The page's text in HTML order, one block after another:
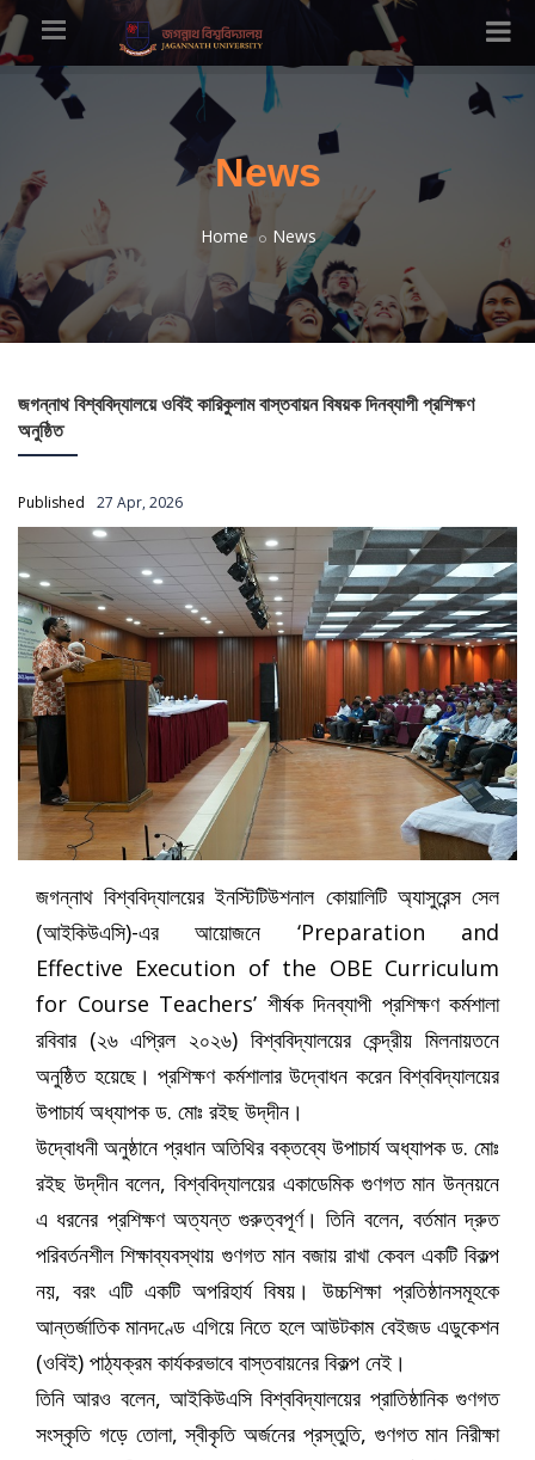
News
Home News
জগন্নাথ বিশ্ববিদ্যালয়ে ওবিই কারিকুলাম বাস্তবায়ন বিষয়ক দিনব্যাপী প্রশিক্ষণ
অনুষ্ঠিত
Published 27 Apr, 2026
জগন্নাথ বিশ্ববিদ্যালয়ের ইনস্টিটিউশনাল কোয়ালিটি অ্যাসুরেন্স সেল
(আইকিউএসি)-এর আয়োজনে ‘Preparation and
Effective Execution of the OBE Curriculum
for Course Teachers’ শীর্ষক দিনব্যাপী প্রশিক্ষণ কর্মশালা
রবিবার (২৬ এপ্রিল ২০২৬) বিশ্ববিদ্যালয়ের কেন্দ্রীয় মিলনায়তনে
অনুষ্ঠিত হয়েছে। প্রশিক্ষণ কর্মশালার উদ্বোধন করেন বিশ্ববিদ্যালয়ের
উপাচার্য অধ্যাপক ড. মোঃ রইছ উদ্‌দীন।
উদ্বোধনী অনুষ্ঠানে প্রধান অতিথির বক্তব্যে উপাচার্য অধ্যাপক ড. মোঃ
রইছ উদ্‌দীন বলেন, বিশ্ববিদ্যালয়ের একাডেমিক গুণগত মান উন্নয়নে
এ ধরনের প্রশিক্ষণ অত্যন্ত গুরুত্বপূর্ণ। তিনি বলেন, বর্তমান দ্রুত
পরিবর্তনশীল শিক্ষাব্যবস্থায় গুণগত মান বজায় রাখা কেবল একটি বিকল্প
নয়, বরং এটি একটি অপরিহার্য বিষয়। উচ্চশিক্ষা প্রতিষ্ঠানসমূহকে
আন্তর্জাতিক মানদণ্ডে এগিয়ে নিতে হলে আউটকাম বেইজড এডুকেশন
(ওবিই) পাঠ্যক্রম কার্যকরভাবে বাস্তবায়নের বিকল্প নেই।
তিনি আরও বলেন, আইকিউএসি বিশ্ববিদ্যালয়ের প্রাতিষ্ঠানিক গুণগত
সংস্কৃতি গড়ে তোলা, স্বীকৃতি অর্জনের প্রস্তুতি, গুণগত মান নিরীক্ষা